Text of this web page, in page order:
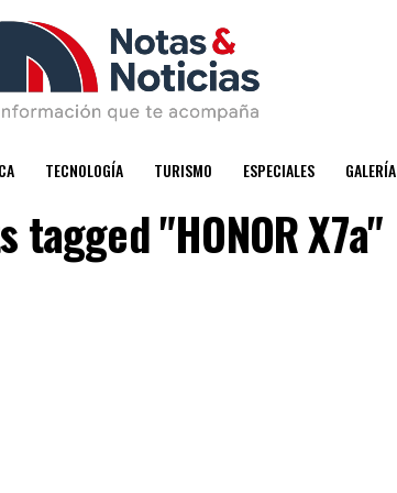
TECNOLOGÍA TURISMO ESPECIALES GALERÍA
tagged "HONOR X7a"